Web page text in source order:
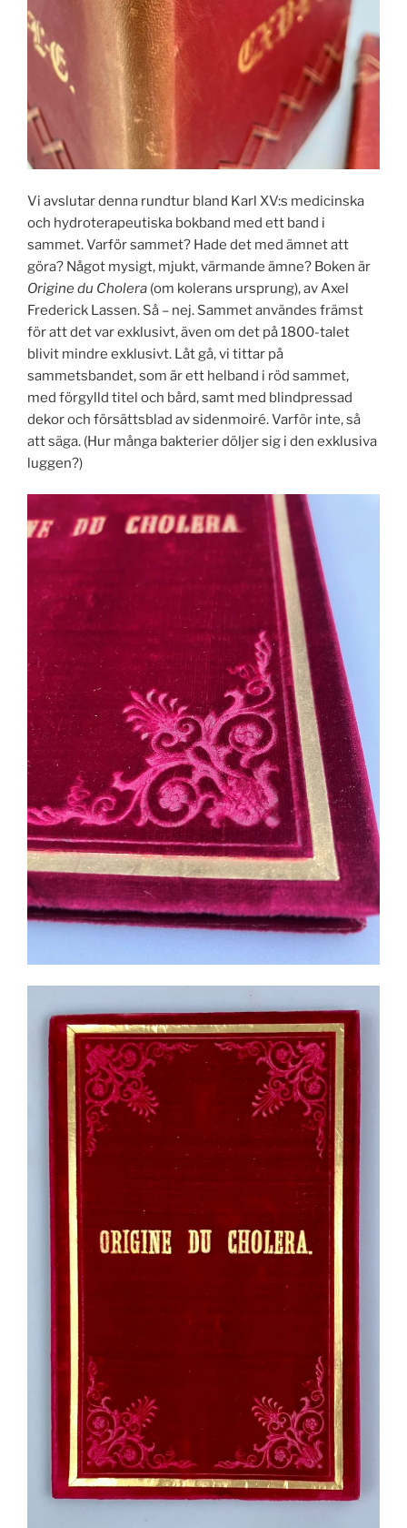
Vi avslutar denna rundtur bland Karl XV:s medicinska
och hydroterapeutiska bokband med ett band i
sammet. Varför sammet? Hade det med ämnet att
göra? Något mysigt, mjukt, värmande ämne? Boken är
Origine du Cholera (om kolerans ursprung), av Axel
Frederick Lassen. Så – nej. Sammet användes främst
för att det var exklusivt, även om det på 1800-talet
blivit mindre exklusivt. Låt gå, vi tittar på
sammetsbandet, som är ett helband i röd sammet,
med förgylld titel och bård, samt med blindpressad
dekor och försättsblad av sidenmoiré. Varför inte, så
att säga. (Hur många bakterier döljer sig i den exklusiva
luggen?)